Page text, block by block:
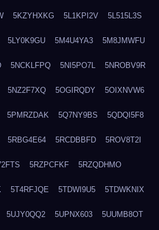
5KZYHXKG 5L1KPI2V 5L515L3S
5LY0K9GU 5M4U4YA3 5M8JMWFU
5NCKLFPQ 5NI5PO7L 5NROBV9R
5NZ2F7XQ 5OGIRQDY 5OIXNVW6
5PMRZDAK 5Q7NY9BS 5QDQI5F8
5RBG4E64 5RCDBBFD 5ROV8T2I
5RZPCFKF 5RZQDHMO
5T4RFJQE 5TDWI9U5 5TDWKNIX
5UJY0QQ2 5UPNX603 5UUMB8OT